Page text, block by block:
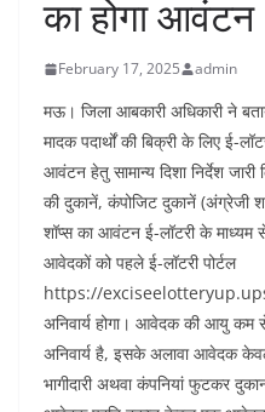
का होगा आवंटन
February 17, 2025 admin
मऊ। जिला आबकारी अधिकारी ने
मादक पदार्थों की बिक्री के लिए ई-
आवंटन हेतु सामान्य दिशा निर्देश जारी
की दुकानें, कंपोजिट दुकानें (अंग्रेजी
शॉप्स का आवंटन ई-लॉटरी के
आवेदकों को पहले ई-लॉटरी पोर्टल
https://
अनिवार्य होगा। आवेदक की आयु कम
अनिवार्य है, इसके अलावा आवेदक
भागीदारी अथवा कंपनियां फुटकर